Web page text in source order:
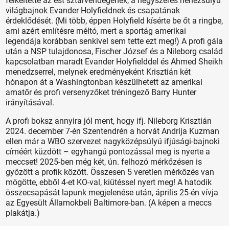
világbajnok Evander Holyfieldnek és csapatának
érdeklődését. (Mi több, éppen Holyfield kísérte be őt a ringbe,
ami azért említésre méltó, mert a sportág amerikai
legendája korábban senkivel sem tette ezt meg!) A profi gála
után a NSP tulajdonosa, Fischer József és a Nileborg család
kapcsolatban maradt Evander Holyfielddel és Ahmed Sheikh
menedzserrel, melynek eredményeként Krisztián két
hónapon át a Washingtonban készülhetett az amerikai
amatőr és profi versenyzőket tréningező Barry Hunter
irányításával.
A profi boksz annyira jól ment, hogy ifj. Nileborg Krisztián
2024. de­cember 7-én Szentendrén a horvát Andrija Kuzman
ellen már a WBO szervezet nagyközépsúlyú ifjúsági-bajnoki
címéért küzdött – egyhangú pontozással meg is nyerte a
meccset! 2025-ben még két, ún. felhozó mérkőzésen is
győzött a profik között. Összesen 5 veretlen mérkőzés van
mögötte, ebből 4-et KO-val, kiütéssel nyert meg! A hatodik
összecsapását lapunk megjelenése után, április 25-én vívja
az Egyesült Államokbeli Baltimore-ban. (A képen a meccs
plakátja.)